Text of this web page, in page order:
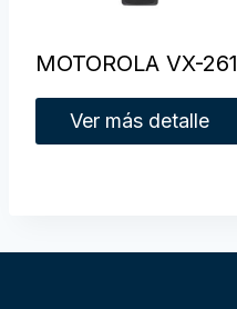
MOTOROLA VX-261
Ver más detalle